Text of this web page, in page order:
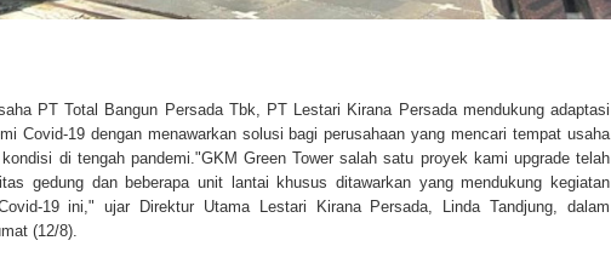
PT Total Bangun Persada Tbk, PT Lestari Kirana Persada mendukung adaptasi
Covid-19 dengan menawarkan solusi bagi perusahaan yang mencari tempat usaha
di tengah pandemi."GKM Green Tower salah satu proyek kami upgrade telah
gedung dan beberapa unit lantai khusus ditawarkan yang mendukung kegiatan
19 ini," ujar Direktur Utama Lestari Kirana Persada, Linda Tandjung, dalam
(12/8).